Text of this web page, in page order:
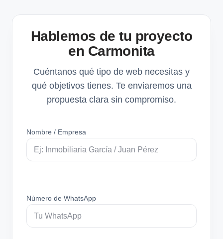
Hablemos de tu proyecto
en Carmonita
Cuéntanos qué tipo de web necesitas y
qué objetivos tienes. Te enviaremos una
propuesta clara sin compromiso.
Nombre / Empresa
Número de WhatsApp